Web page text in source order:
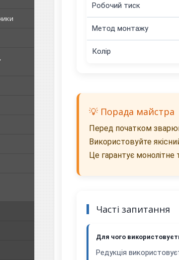
Робочий тиск
Метод монтажу
Колір
💡 Порада майстра
Перед початком
Використовуйте
Це гарантує
Часті запитання
Для чого
Редукція